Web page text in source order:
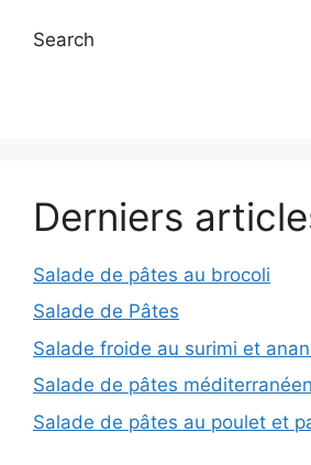
Search
Derniers
Salade de pâtes au brocoli
Salade de Pâtes
Salade froide au surimi et
Salade de pâtes
Salade de pâtes au poulet et